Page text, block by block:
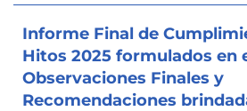
Informe Final de
Hitos 2025 formulados en
Observaciones Finales y
Recomendaciones